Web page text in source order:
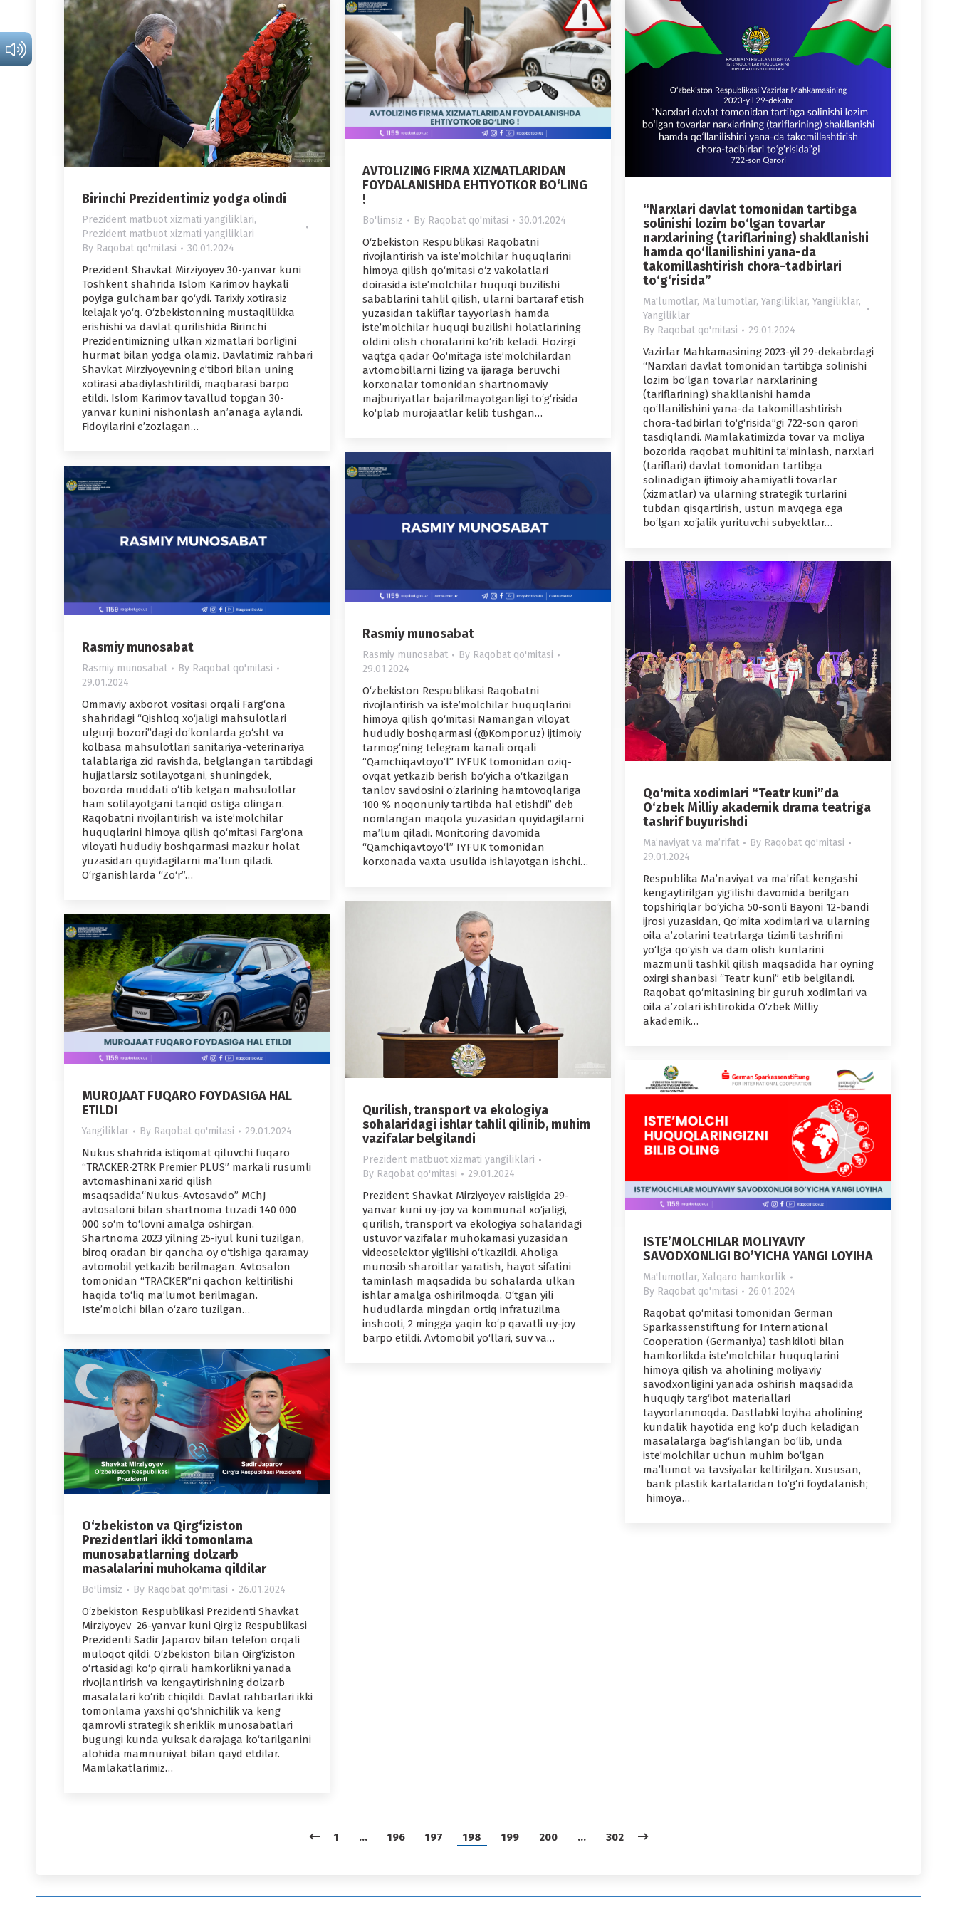
Birinchi Prezidentimiz yodga olindi
Prezident matbuot xizmati yangiliklari,
Prezident matbuot xizmati yangiliklari
By Raqobat qo'mitasi 30.01.2024
Prezident Shavkat Mirziyoyev 30-yanvar kuni
Toshkent shahrida Islom Karimov haykali
poyiga gulchambar qo‘ydi. Tarixiy xotirasiz
kelajak yo‘q. O‘zbekistonning mustaqillikka
erishishi va davlat qurilishida Birinchi
Prezidentimizning ulkan xizmatlari borligini
hurmat bilan yodga olamiz. Davlatimiz rahbari
Shavkat Mirziyoyevning e’tibori bilan uning
xotirasi abadiylashtirildi, maqbarasi barpo
etildi. Islom Karimov tavallud topgan 30-
yanvar kunini nishonlash an’anaga aylandi.
Fidoyilarini e’zozlagan…
AVTOLIZING FIRMA XIZMATLARIDAN
FOYDALANISHDA EHTIYOTKOR BO‘LING
!
Bo'limsiz By Raqobat qo'mitasi 30.01.2024
O‘zbekiston Respublikasi Raqobatni
rivojlantirish va iste’molchilar huquqlarini
himoya qilish qo‘mitasi o‘z vakolatlari
doirasida iste’molchilar huquqi buzilishi
sabablarini tahlil qilish, ularni bartaraf etish
yuzasidan takliflar tayyorlash hamda
iste’molchilar huquqi buzilishi holatlarining
oldini olish choralarini ko‘rib keladi. Hozirgi
vaqtga qadar Qo‘mitaga iste’molchilardan
avtomobillarni lizing va ijaraga beruvchi
korxonalar tomonidan shartnomaviy
majburiyatlar bajarilmayotganligi to‘g‘risida
ko‘plab murojaatlar kelib tushgan…
“Narxlari davlat tomonidan tartibga
solinishi lozim bo‘lgan tovarlar
narxlarining (tariflarining) shakllanishi
hamda qo‘llanilishini yana-da
takomillashtirish chora-tadbirlari
to‘g‘risida”
Ma'lumotlar, Ma'lumotlar, Yangiliklar, Yangiliklar,
Yangiliklar
By Raqobat qo'mitasi 29.01.2024
Vazirlar Mahkamasining 2023-yil 29-dekabrdagi
“Narxlari davlat tomonidan tartibga solinishi
lozim bo‘lgan tovarlar narxlarining
(tariflarining) shakllanishi hamda
qo‘llanilishini yana-da takomillashtirish
chora-tadbirlari to‘g‘risida”gi 722-son qarori
tasdiqlandi. Mamlakatimizda tovar va moliya
bozorida raqobat muhitini ta’minlash, narxlari
(tariflari) davlat tomonidan tartibga
solinadigan ijtimoiy ahamiyatli tovarlar
(xizmatlar) va ularning strategik turlarini
tubdan qisqartirish, ustun mavqega ega
bo‘lgan xo‘jalik yurituvchi subyektlar…
Rasmiy munosabat
Rasmiy munosabat By Raqobat qo'mitasi
29.01.2024
O‘zbekiston Respublikasi Raqobatni
rivojlantirish va iste’molchilar huquqlarini
himoya qilish qo‘mitasi Namangan viloyat
hududiy boshqarmasi (@Kompor.uz) ijtimoiy
tarmog‘ning telegram kanali orqali
“Qamchiqavtoyo‘l” IYFUK tomonidan oziq-
ovqat yetkazib berish bo‘yicha o‘tkazilgan
tanlov savdosini o‘zlarining hamtovoqlariga
100 % noqonuniy tartibda hal etishdi” deb
nomlangan maqola yuzasidan quyidagilarni
ma’lum qiladi. Monitoring davomida
“Qamchiqavtoyo‘l” IYFUK tomonidan
korxonada vaxta usulida ishlayotgan ishchi…
Rasmiy munosabat
Rasmiy munosabat By Raqobat qo'mitasi
29.01.2024
Ommaviy axborot vositasi orqali Farg‘ona
shahridagi “Qishloq xo‘jaligi mahsulotlari
ulgurji bozori”dagi do‘konlarda go‘sht va
kolbasa mahsulotlari sanitariya-veterinariya
talablariga zid ravishda, belglangan tartibdagi
hujjatlarsiz sotilayotgani, shuningdek,
bozorda muddati o‘tib ketgan mahsulotlar
ham sotilayotgani tanqid ostiga olingan.
Raqobatni rivojlantirish va iste’molchilar
huquqlarini himoya qilish qo‘mitasi Farg‘ona
viloyati hududiy boshqarmasi mazkur holat
yuzasidan quyidagilarni ma’lum qiladi.
O‘rganishlarda “Zo‘r”…
Qo‘mita xodimlari “Teatr kuni”da
O‘zbek Milliy akademik drama teatriga
tashrif buyurishdi
Maʼnaviyat va maʼrifat By Raqobat qo'mitasi
29.01.2024
Respublika Ma’naviyat va ma’rifat kengashi
kengaytirilgan yig‘ilishi davomida berilgan
topshiriqlar bo‘yicha 50-sonli Bayoni 12-bandi
ijrosi yuzasidan, Qo‘mita xodimlari va ularning
oila a’zolarini teatrlarga tizimli tashrifini
yo‘lga qo‘yish va dam olish kunlarini
mazmunli tashkil qilish maqsadida har oyning
oxirgi shanbasi “Teatr kuni” etib belgilandi.
Raqobat qo‘mitasining bir guruh xodimlari va
oila a’zolari ishtirokida O‘zbek Milliy
akademik…
Qurilish, transport va ekologiya
sohalaridagi ishlar tahlil qilinib, muhim
vazifalar belgilandi
Prezident matbuot xizmati yangiliklari
By Raqobat qo'mitasi 29.01.2024
Prezident Shavkat Mirziyoyev raisligida 29-
yanvar kuni uy-joy va kommunal xo‘jaligi,
qurilish, transport va ekologiya sohalaridagi
ustuvor vazifalar muhokamasi yuzasidan
videoselektor yig‘ilishi o‘tkazildi. Aholiga
munosib sharoitlar yaratish, hayot sifatini
taminlash maqsadida bu sohalarda ulkan
ishlar amalga oshirilmoqda. O‘tgan yili
hududlarda mingdan ortiq infratuzilma
inshooti, 2 mingga yaqin ko‘p qavatli uy-joy
barpo etildi. Avtomobil yo‘llari, suv va…
MUROJAAT FUQARO FOYDASIGA HAL
ETILDI
Yangiliklar By Raqobat qo'mitasi 29.01.2024
Nukus shahrida istiqomat qiluvchi fuqaro
“TRACKER-2TRK Premier PLUS” markali rusumli
avtomashinani xarid qilish
msaqsadida“Nukus-Avtosavdo” MChJ
avtosaloni bilan shartnoma tuzadi 140 000
000 so‘m to‘lovni amalga oshirgan.
Shartnoma 2023 yilning 25-iyul kuni tuzilgan,
biroq oradan bir qancha oy o‘tishiga qaramay
avtomobil yetkazib berilmagan. Avtosalon
tomonidan “TRACKER”ni qachon keltirilishi
haqida to‘liq ma’lumot berilmagan.
Iste’molchi bilan o‘zaro tuzilgan…
ISTE’MOLCHILAR MOLIYAVIY
SAVODXONLIGI BO’YICHA YANGI LOYIHA
Ma'lumotlar, Xalqaro hamkorlik
By Raqobat qo'mitasi 26.01.2024
Raqobat qo‘mitasi tomonidan German
Sparkassenstiftung for International
Cooperation (Germaniya) tashkiloti bilan
hamkorlikda iste’molchilar huquqlarini
himoya qilish va aholining moliyaviy
savodxonligini yanada oshirish maqsadida
huquqiy targ‘ibot materiallari
tayyorlanmoqda. Dastlabki loyiha aholining
kundalik hayotida eng ko‘p duch keladigan
masalalarga bag‘ishlangan bo‘lib, unda
iste’molchilar uchun muhim bo‘lgan
ma’lumot va tavsiyalar keltirilgan. Xususan,
bank plastik kartalaridan to‘g‘ri foydalanish;
himoya…
O‘zbekiston va Qirg‘iziston
Prezidentlari ikki tomonlama
munosabatlarning dolzarb
masalalarini muhokama qildilar
Bo'limsiz By Raqobat qo'mitasi 26.01.2024
O‘zbekiston Respublikasi Prezidenti Shavkat
Mirziyoyev 26-yanvar kuni Qirg‘iz Respublikasi
Prezidenti Sadir Japarov bilan telefon orqali
muloqot qildi. O‘zbekiston bilan Qirg‘iziston
o‘rtasidagi ko‘p qirrali hamkorlikni yanada
rivojlantirish va kengaytirishning dolzarb
masalalari ko‘rib chiqildi. Davlat rahbarlari ikki
tomonlama yaxshi qo‘shnichilik va keng
qamrovli strategik sheriklik munosabatlari
bugungi kunda yuksak darajaga ko‘tarilganini
alohida mamnuniyat bilan qayd etdilar.
Mamlakatlarimiz…
1 … 196 197 198 199 200 … 302